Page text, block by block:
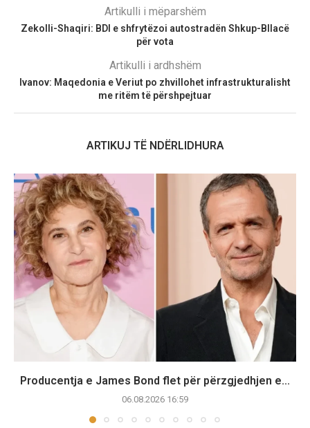
Artikulli i mëparshëm
Zekolli-Shaqiri: BDI e shfrytëzoi autostradën Shkup-Bllacë
për vota
Artikulli i ardhshëm
Ivanov: Maqedonia e Veriut po zhvillohet infrastrukturalisht
me ritëm të përshpejtuar
ARTIKUJ TË NDËRLIDHURA
Producentja e James Bond flet për përzgjedhjen e...
06.08.2026 16:59